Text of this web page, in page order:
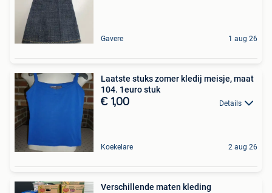
Gavere 1 aug 26
Laatste stuks zomer kledij meisje, maat
104. 1euro stuk
€ 1,00 Details
Koekelare 2 aug 26
Verschillende maten kleding